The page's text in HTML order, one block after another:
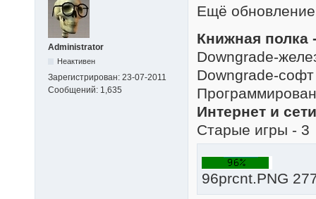
Administrator
Неактивен
Зарегистрирован: 23-07-2011
Сообщений: 1,635
Ещё обновление
Книжная полка
Downgrade-
Downgrade-
Интернет и
Старые игры - 3
96prcnt.PNG